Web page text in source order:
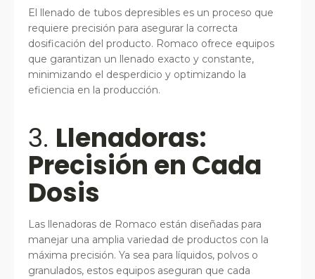
El llenado de tubos depresibles es un proceso que
requiere precisión para asegurar la correcta
dosificación del producto. Romaco ofrece equipos
que garantizan un llenado exacto y constante,
minimizando el desperdicio y optimizando la
eficiencia en la producción.
3. Llenadoras:
Precisión en Cada
Dosis
Las llenadoras de Romaco están diseñadas para
manejar una amplia variedad de productos con la
máxima precisión. Ya sea para líquidos, polvos o
granulados, estos equipos aseguran que cada